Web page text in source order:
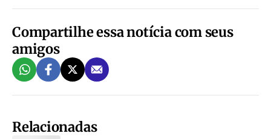
Compartilhe essa notícia com seus
amigos
Relacionadas